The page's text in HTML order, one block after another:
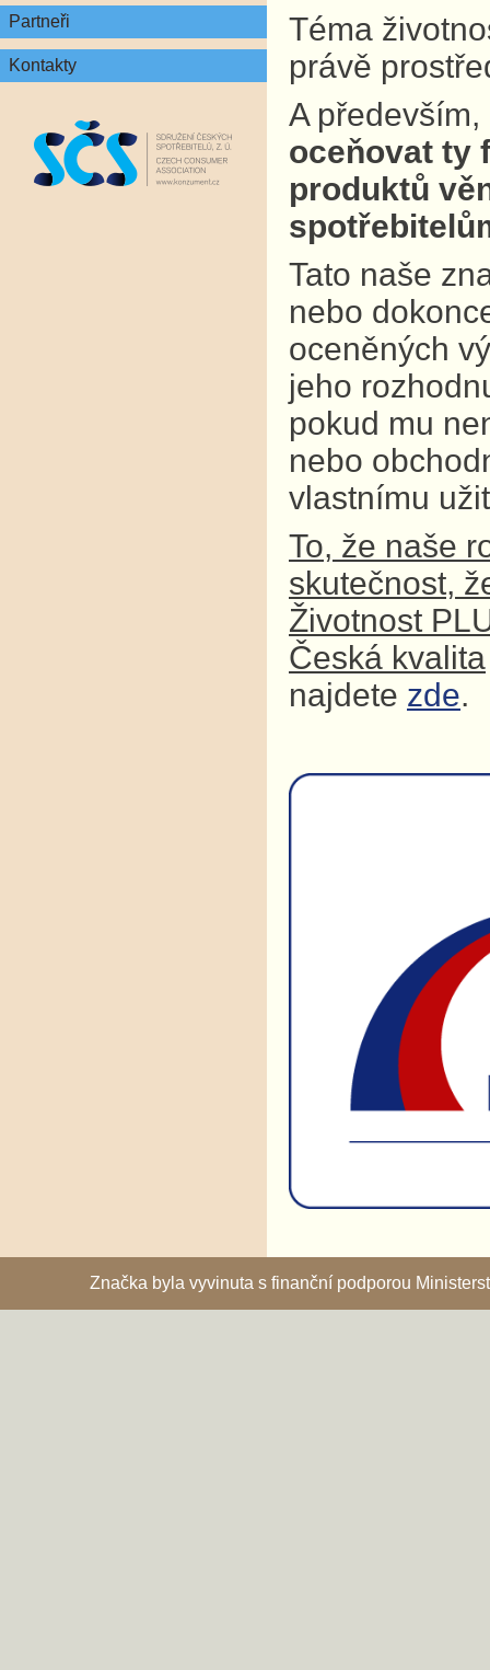
Partneři
Kontakty
Téma
právě
A především,
oceňovat ty
produktů
Tato naše
nebo
oceněných
jeho
pokud mu
nebo
vlastnímu
To, že naše
skutečnost,
Životnost
Česká kvalita
najdete zde.
Značka byla vyvinuta s finanční podporou